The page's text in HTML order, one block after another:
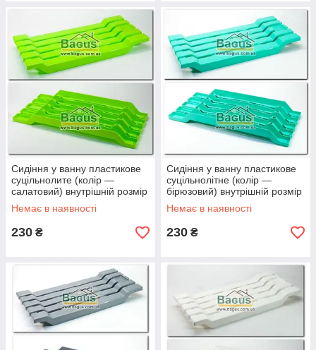
Сидіння у ванну пластикове
суцільнолите (колір —
салатовий) внутрішній розмір
54 см
Немає в наявності
230 ₴
Сидіння у ванну пластикове
суцільнолітне (колір —
бірюзовий) внутрішній розмір
54 см
Немає в наявності
230 ₴